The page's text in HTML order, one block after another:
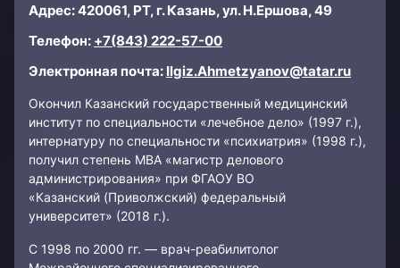
Адрес: 420061, РТ, г. Казань, ул. Н.Ершова, 49
Телефон: +7(843) 222-57-00
Электронная почта: Ilgiz.Ahmetzyanov@tatar.ru
Окончил Казанский государственный медицинский
институт по специальности «лечебное дело» (1997 г.),
интернатуру по специальности «психиатрия» (1998 г.),
получил степень МВА «магистр делового
администрирования» при ФГАОУ ВО
«Казанский (Приволжский) федеральный
университет» (2018 г.).
С 1998 по 2000 гг. — врач-реабилитолог